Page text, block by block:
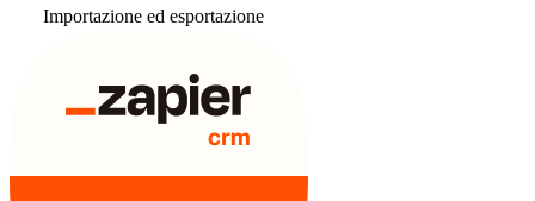
Importazione ed esportazione